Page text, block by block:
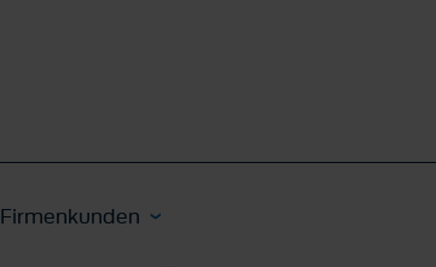
Firmenkunden